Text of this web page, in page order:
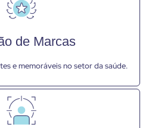
de Marcas
e memoráveis no setor da saúde.